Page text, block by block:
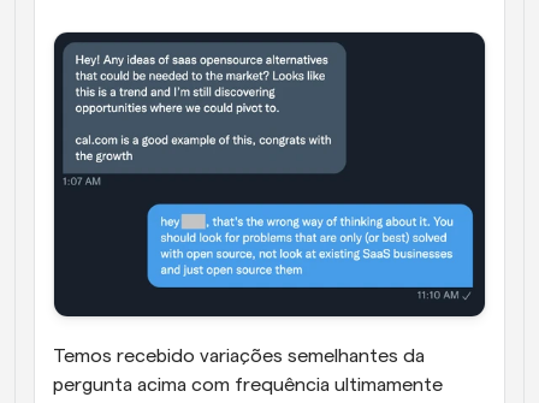
Temos recebido variações semelhantes da
pergunta acima com frequência ultimamente